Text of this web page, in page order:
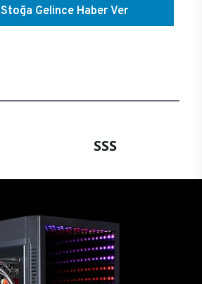
Stoğa Gelince Haber Ver
SSS